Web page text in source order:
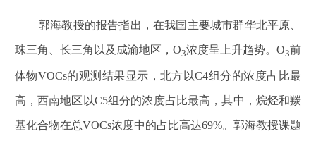
郭海教授的报告指出，在我国主要城市群华北平原、
珠三角、长三角以及成渝地区，O3浓度呈上升趋势。O3前
体物VOCs的观测结果显示，北方以C4组分的浓度占比最
高，西南地区以C5组分的浓度占比最高，其中，烷烃和羰
基化合物在总VOCs浓度中的占比高达69%。郭海教授课题